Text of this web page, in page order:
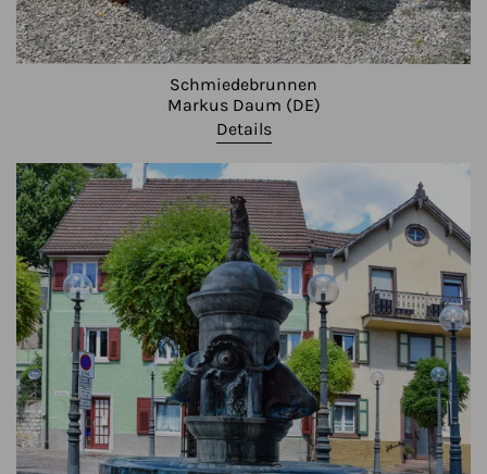
Schmiedebrunnen
Markus Daum (DE)
Details